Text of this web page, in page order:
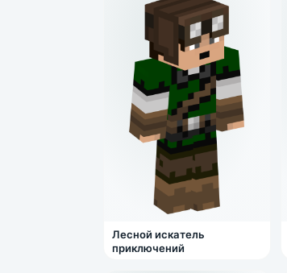
Лесной искатель
приключений